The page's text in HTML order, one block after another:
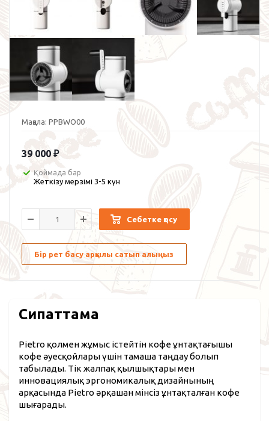
Мақала: PPBWO00
39 000 ₽
Қоймада бар
Жеткізу мерзімі 3-5 күн
Себетке қосу
Бір рет басу арқылы сатып алыңыз
Сипаттама
Pietro қолмен жұмыс істейтін кофе ұнтақтағышы
кофе әуесқойлары үшін тамаша таңдау болып
табылады. Тік жалпақ қылшықтары мен
инновациялық эргономикалық дизайнының
арқасында Pietro әрқашан мінсіз ұнтақталған кофе
шығарады.